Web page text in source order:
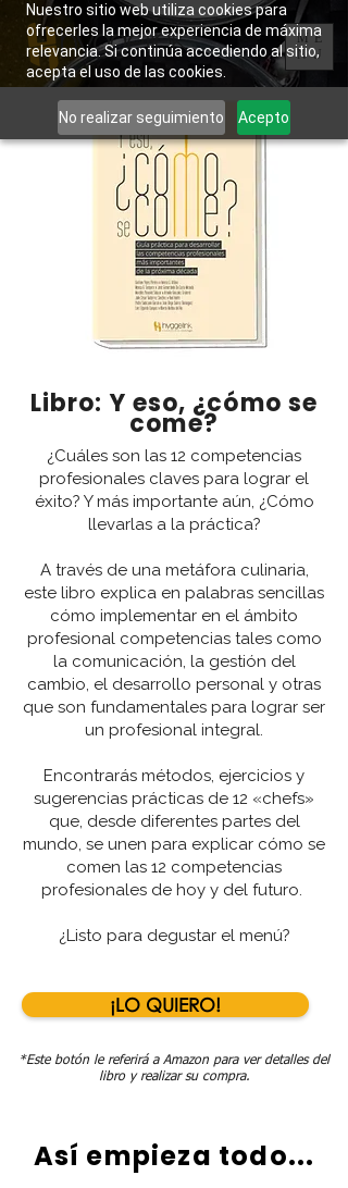
Nuestro sitio web utiliza cookies para
ofrecerles la mejor experiencia de máxima
relevancia. Si continúa accediendo al sitio,
acepta el uso de las cookies.
No realizar seguimiento Acepto
ME
NU
Libro: Y eso, ¿cómo se
come?
¿Cuáles son las 12 competencias
profesionales claves para lograr el
éxito? Y más importante aún, ¿Cómo
llevarlas a la práctica?
A través de una metáfora culinaria,
este libro explica en palabras sencillas
cómo implementar en el ámbito
profesional competencias tales como
la comunicación, la gestión del
cambio, el desarrollo personal y otras
que son fundamentales para lograr ser
un profesional integral.
Encontrarás métodos, ejercicios y
sugerencias prácticas de 12 «chefs»
que, desde diferentes partes del
mundo, se unen para explicar cómo se
comen las 12 competencias
profesionales de hoy y del futuro.
¿Listo para degustar el menú?
¡LO QUIERO!
*Este botón le referirá a Amazon para ver detalles del
libro y realizar su compra.
Así empieza todo...